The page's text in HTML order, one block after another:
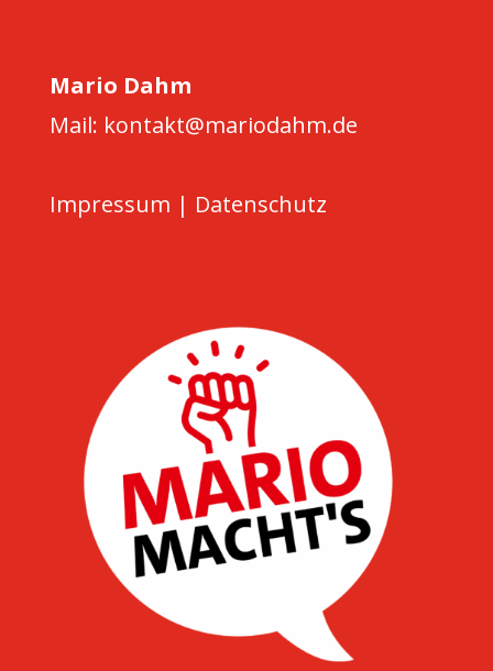
Mario Dahm
Mail: kontakt@mariodahm.de
Impressum | Datenschutz